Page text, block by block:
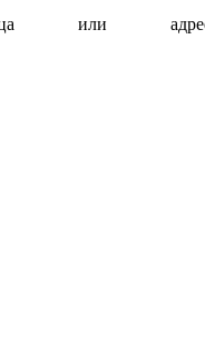
или